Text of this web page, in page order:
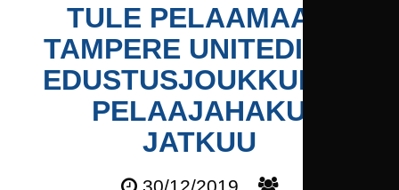
TULE PELAAMAAN
TAMPERE UNITEDIIN –
EDUSTUS­JOUKKUEEN
PELAAJA­HAKU
JATKUU
30/12/2019